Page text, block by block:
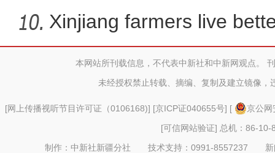
阿勒泰两河源：夏天是牧民
Xinjiang farmers live
本网站所刊载信息，不代表中新社和中新网观点。
未经授权禁止转载、摘编、复制及建立镜像，
[网上传播视听节目许可证（0106168)] [京ICP证040655号] [
京公
[可信网站验证] 总机：86-10-
制作：中新社新疆分社 技术支持：0991-8557237